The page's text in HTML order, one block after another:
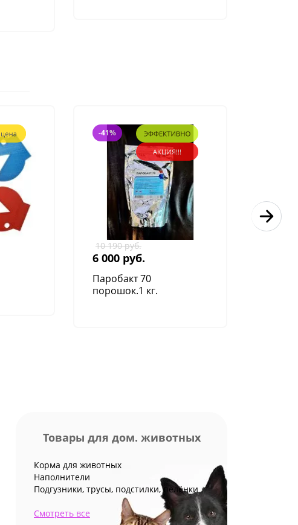
-41%
10 190 руб.
6 000 руб.
Паробакт 70
порошок.1 кг.
Товары для дом. животных
Корма для животных
Наполнители
Подгузники, трусы, подстилки, пелёнки
Смотреть все